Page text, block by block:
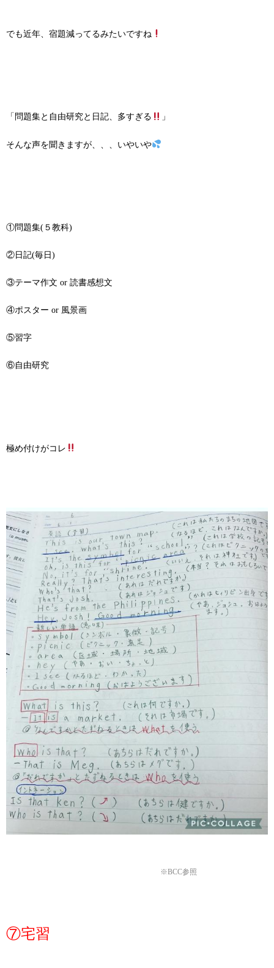
でも近年、宿題減ってるみたいですね
「問題集と自由研究と日記、多すぎる 」
そんな声を聞きますが、、、いやいや
①問題集(５教科)
②日記(毎日)
③テーマ作文 or 読書感想文
④ポスター or 風景画
⑤習字
⑥自由研究
極め付けがコレ
※BCC参照
⑦宅習